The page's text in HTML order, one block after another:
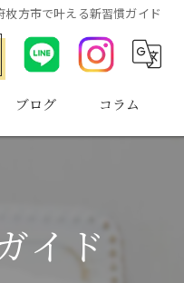
方市で叶える新習慣ガイド
ブログ コラム
イド